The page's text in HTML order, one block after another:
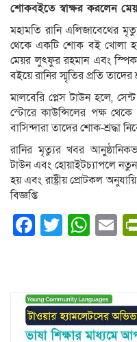
শোকবইতে স্বাক্ষর করলেন
মহামতি রানি এলিজাবেথের
থেকে একটি শোক বই খোলা
মেয়র লুৎফুর রহমান এবং
বইয়ে রানির স্মৃতির প্রতি তাদের
মালবেরি প্লেস টাউন হলে,
স্টোরে কাউন্সিলের পক্ষ
বাসিন্দারা তাদের শোক-শ্রদ্ধা
রানির মৃত্যুর খবর
টাউন এবং হোয়াইটচ্যাপলে
হয় এবং রাষ্ট্রীয় প্রোটকল
বিজ্ঞপ্তি
Facebook
Twitter